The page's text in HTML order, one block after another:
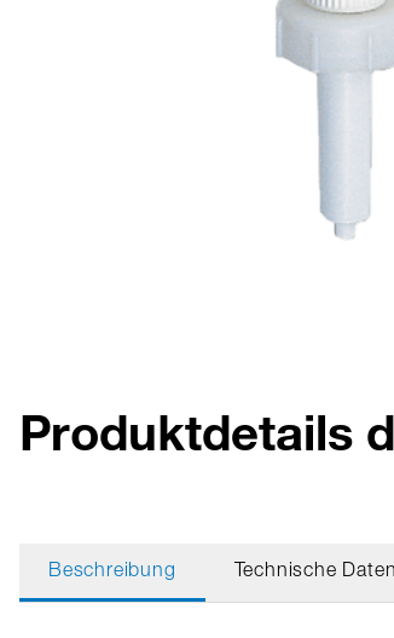
Produktdetails
Beschreibung Technische Daten